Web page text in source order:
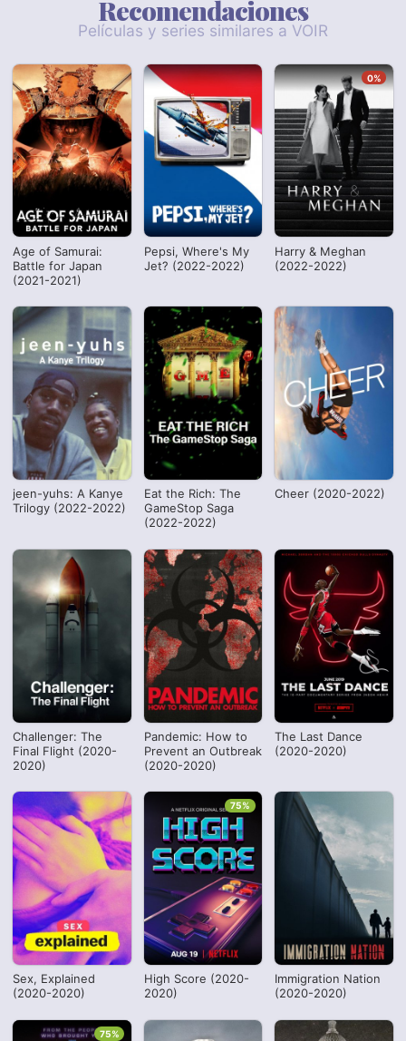
Recomendaciones
Películas y series similares a VOIR
Age of Samurai:
Battle for Japan
(2021-2021)
Pepsi, Where's My
Jet? (2022-2022)
Harry & Meghan
(2022-2022)
0%
jeen-yuhs: A Kanye
Trilogy (2022-2022)
Eat the Rich: The
GameStop Saga
(2022-2022)
Cheer (2020-2022)
Challenger: The
Final Flight (2020-
2020)
Pandemic: How to
Prevent an Outbreak
(2020-2020)
The Last Dance
(2020-2020)
Sex, Explained
(2020-2020)
High Score (2020-
2020)
75%
Immigration Nation
(2020-2020)
75%